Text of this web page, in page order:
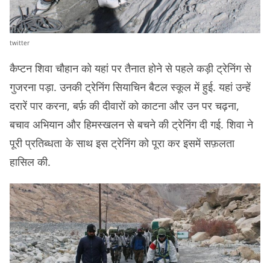
twitter
कैप्टन शिवा चौहान को यहां पर तैनात होने से पहले कड़ी ट्रेनिंग से
गुजरना पड़ा. उनकी ट्रेनिंग सियाचिन बैटल स्कूल में हुई. यहां उन्हें
दरारें पार करना, बर्फ़ की दीवारों को काटना और उन पर चढ़ना,
बचाव अभियान और हिमस्खलन से बचने की ट्रेनिंग दी गई. शिवा ने
पूरी प्रतिब्धता के साथ इस ट्रेनिंग को पूरा कर इसमें सफ़लता
हासिल की.